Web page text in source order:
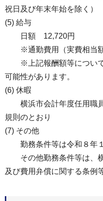
祝日及び年末年始を除く）
(5) 給与
日額 12,720円
※通勤費用（実費相当額
※上記報酬額等について
可能性があります。
(6) 休暇
横浜市会計年度任用職員
規則のとおり
(7) その他
勤務条件等は令和８年１
その他勤務条件等は、横
及び費用弁償に関する条例